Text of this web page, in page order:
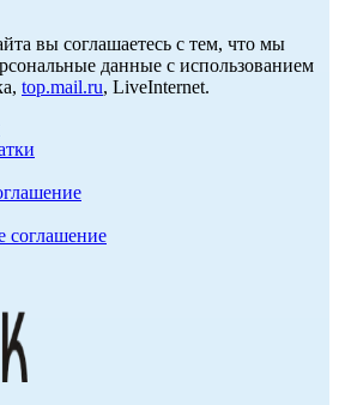
вы соглашаетесь с тем, что мы
данные с использованием
top.mail.ru, LiveInternet.
соглашение